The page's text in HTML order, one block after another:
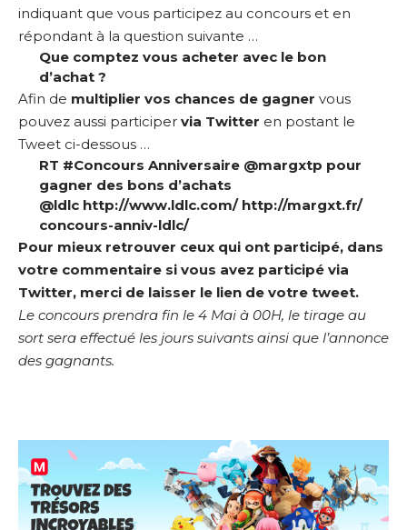
indiquant que vous participez au concours et en
répondant à la question suivante …
Que comptez vous acheter avec le bon
d’achat ?
Afin de multiplier vos chances de gagner vous
pouvez aussi participer via Twitter en postant le
Tweet ci-dessous …
RT #Concours Anniversaire @margxtp pour
gagner des bons d’achats
@ldlc http://www.ldlc.com/http://margxt.fr/
concours-anniv-ldlc/
Pour mieux retrouver ceux qui ont participé, dans
votre commentaire si vous avez participé via
Twitter, merci de laisser le lien de votre tweet.
Le concours prendra fin le 4 Mai à 00H, le tirage au
sort sera effectué les jours suivants ainsi que l’annonce
des gagnants.